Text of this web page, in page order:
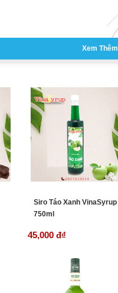
Xem Thêm
Siro Táo Xanh VinaSyrup
750ml
45,000 đ₫